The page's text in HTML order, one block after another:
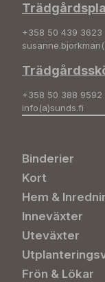
+358 50 439 3623
+358 50 388 9592
info(a)sunds.fi
Binderier
Kort
Hem &
Inneväxter
Uteväxter
Frön & Lökar